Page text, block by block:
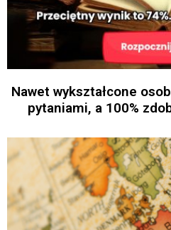
Nawet wykształcone
pytaniami, a 100%